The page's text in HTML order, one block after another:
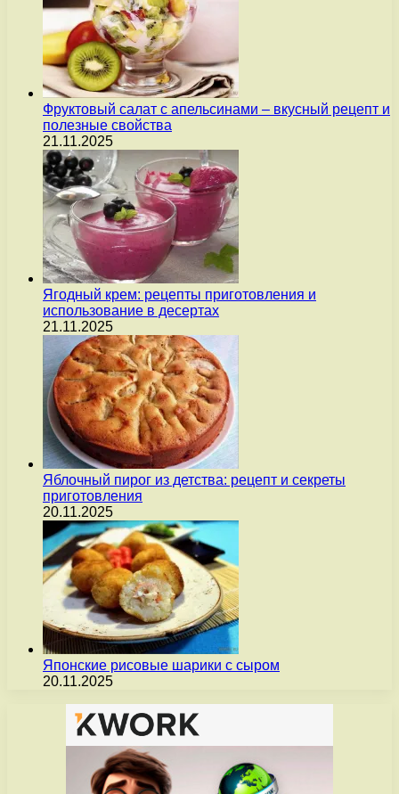
Фруктовый салат с апельсинами – вкусный рецепт и
полезные свойства
21.11.2025
Ягодный крем: рецепты приготовления и
использование в десертах
21.11.2025
Яблочный пирог из детства: рецепт и секреты
приготовления
20.11.2025
Японские рисовые шарики с сыром
20.11.2025